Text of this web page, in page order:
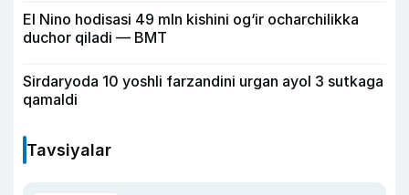
El Nino hodisasi 49 mln kishini og‘ir ocharchilikka
duchor qiladi — BMT
Sirdaryoda 10 yoshli farzandini urgan ayol 3 sutkaga
qamaldi
Tavsiyalar